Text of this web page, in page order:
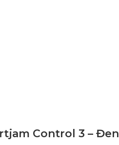
Control 3 – Đen